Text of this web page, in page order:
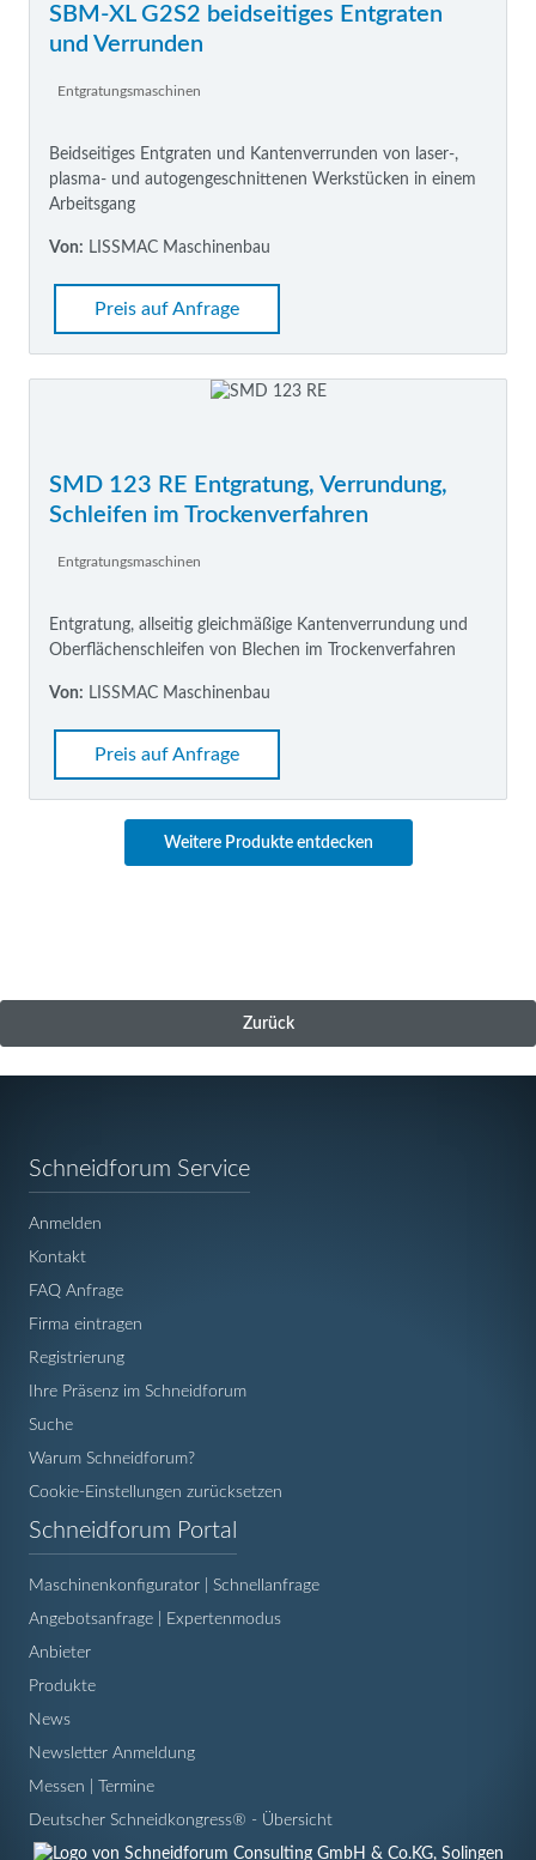
SBM-XL G2S2 beidseitiges Entgraten
und Verrunden
Entgratungsmaschinen
Beidseitiges Entgraten und Kantenverrunden von laser-,
plasma- und autogengeschnittenen Werkstücken in einem
Arbeitsgang
Von: LISSMAC Maschinenbau
Preis auf Anfrage
SMD 123 RE Entgratung, Verrundung,
Schleifen im Trockenverfahren
Entgratungsmaschinen
Entgratung, allseitig gleichmäßige Kantenverrundung und
Oberflächenschleifen von Blechen im Trockenverfahren
Von: LISSMAC Maschinenbau
Preis auf Anfrage
Weitere Produkte entdecken
Zurück
Schneidforum Service
Anmelden
Kontakt
FAQ Anfrage
Firma eintragen
Registrierung
Ihre Präsenz im Schneidforum
Suche
Warum Schneidforum?
Cookie-Einstellungen zurücksetzen
Schneidforum Portal
Maschinenkonfigurator | Schnellanfrage
Angebotsanfrage | Expertenmodus
Anbieter
Produkte
News
Newsletter Anmeldung
Messen | Termine
Deutscher Schneidkongress® - Übersicht